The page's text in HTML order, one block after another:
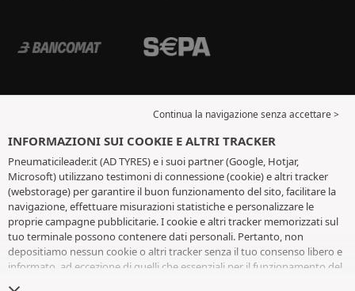
Continua la navigazione senza accettare >
INFORMAZIONI SUI COOKIE E ALTRI TRACKER
Pneumaticileader.it (AD TYRES) e i suoi partner (Google, Hotjar,
Microsoft) utilizzano testimoni di connessione (cookie) e altri tracker
(webstorage) per garantire il buon funzionamento del sito, facilitare la
navigazione, effettuare misurazioni statistiche e personalizzare le
proprie campagne pubblicitarie. I cookie e altri tracker memorizzati sul
tuo terminale possono contenere dati personali. Pertanto, non
depositiamo nessun cookie o altri tracker senza il tuo consenso libero e
informato, ad eccezione di quelli che essenziali per il funzionamento del